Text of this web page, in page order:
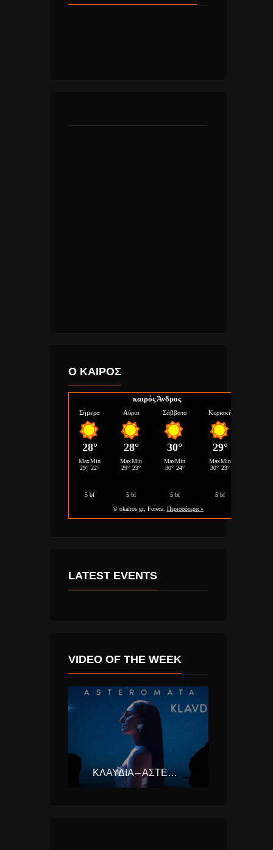
Ο ΚΑΙΡΟΣ
καιρός Άνδρος
LATEST EVENTS
VIDEO OF THE WEEK
ΚΛΑΥΔΊΑ – ΑΣΤΕΡΟΜΆΤΑ (EUROVISION ΕΛΛΆΔΑ 2025)